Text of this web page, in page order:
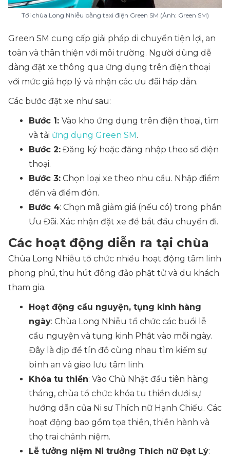
Tới chùa Long Nhiễu bằng taxi điện Green SM (Ảnh: Green SM)
Green SM cung cấp giải pháp di chuyển tiện lợi, an
toàn và thân thiện với môi trường. Người dùng dễ
dàng đặt xe thông qua ứng dụng trên điện thoại
với mức giá hợp lý và nhận các ưu đãi hấp dẫn.
Các bước đặt xe như sau:
Bước 1: Vào kho ứng dụng trên điện thoại, tìm
và tải ứng dụng Green SM.
Bước 2: Đăng ký hoặc đăng nhập theo số điện
thoại.
Bước 3: Chọn loại xe theo nhu cầu. Nhập điểm
đến và điểm đón.
Bước 4: Chọn mã giảm giá (nếu có) trong phần
Ưu Đãi. Xác nhận đặt xe để bắt đầu chuyến đi.
Các hoạt động diễn ra tại chùa
Chùa Long Nhiễu tổ chức nhiều hoạt động tâm linh
phong phú, thu hút đông đảo phật tử và du khách
tham gia.
Hoạt động cầu nguyện, tụng kinh hàng
ngày: Chùa Long Nhiễu tổ chức các buổi lễ
cầu nguyện và tụng kinh Phật vào mỗi ngày.
Đây là dịp để tín đồ cùng nhau tìm kiếm sự
bình an và giao lưu tâm linh.
Khóa tu thiền: Vào Chủ Nhật đầu tiên hàng
tháng, chùa tổ chức khóa tu thiền dưới sự
hướng dẫn của Ni sư Thích nữ Hạnh Chiếu. Các
hoạt động bao gồm tọa thiền, thiền hành và
thọ trai chánh niệm.
Lễ tưởng niệm Ni trưởng Thích nữ Đạt Lý: